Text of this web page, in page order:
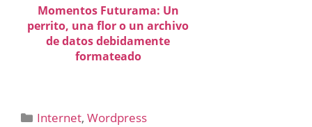
Momentos Futurama: Un
perrito, una flor o un archivo
de datos debidamente
formateado
Categorías
Internet,Wordpress